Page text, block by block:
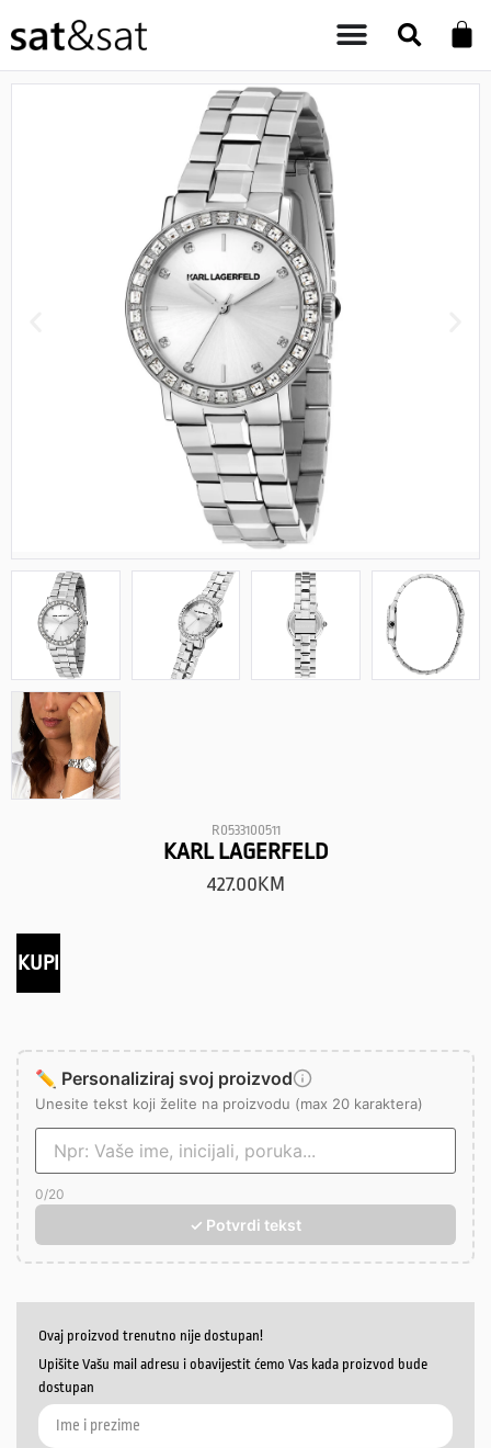
R0533100511
KARL LAGERFELD
427.00KM
KUPI
✏️ Personaliziraj svoj proizvod
Unesite tekst koji želite na proizvodu (max 20 karaktera)
0/20
✓ Potvrdi tekst
Ovaj proizvod trenutno nije dostupan!
Upišite Vašu mail adresu i obavijestit ćemo Vas kada proizvod bude
dostupan